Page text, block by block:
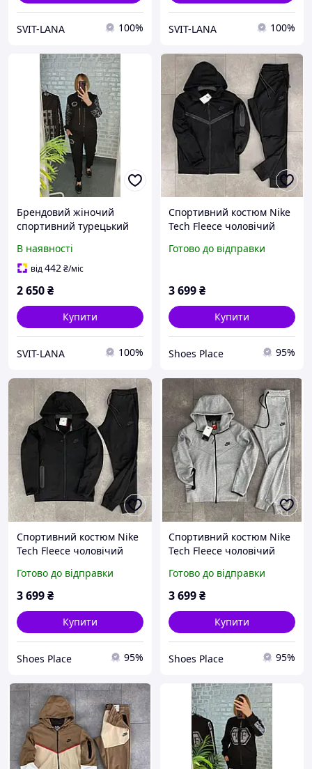
SVIT-LANA 100% SVIT-LANA 100%
Брендовий жіночий
спортивний турецький
спортивний однотонний
костюм батал
В наявності
від442₴/міс
2 650₴
Купити
SVIT-LANA 100%
Спортивний костюм Nike
Tech Fleece чоловічий
весна осінь брендовий
Готово до відправки
3 699₴
Купити
Shoes Place 95%
Спортивний костюм Nike
Tech Fleece чоловічий
весна осінь брендовий
найк теч фліс
Готово до відправки
3 699₴
Купити
Shoes Place 95%
Спортивний костюм Nike
Tech Fleece чоловічий
весна осінь брендовий
найк теч фліс
Готово до відправки
3 699₴
Купити
Shoes Place 95%